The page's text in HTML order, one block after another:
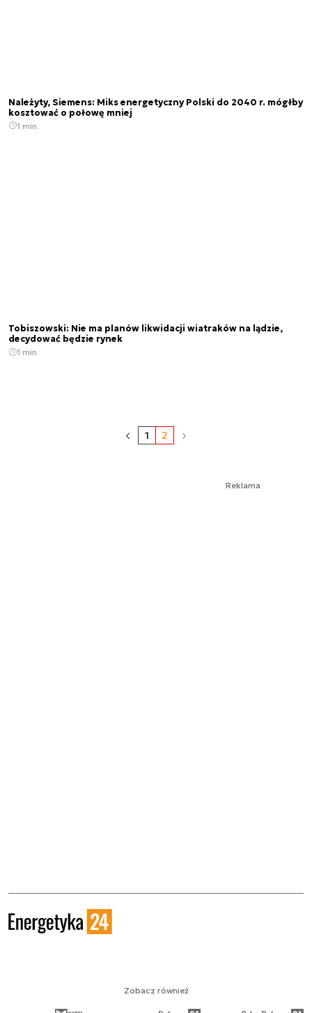
Należyty, Siemens: Miks energetyczny Polski do 2040 r. mógłby
kosztować o połowę mniej
1 min.
Tobiszowski: Nie ma planów likwidacji wiatraków na lądzie,
decydować będzie rynek
1 min.
1 2
Reklama
Zobacz również